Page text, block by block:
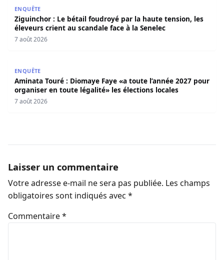
ENQUÊTE
Ziguinchor : Le bétail foudroyé par la haute tension, les
éleveurs crient au scandale face à la Senelec
7 août 2026
ENQUÊTE
Aminata Touré : Diomaye Faye «a toute l’année 2027 pour
organiser en toute légalité» les élections locales
7 août 2026
Laisser un commentaire
Votre adresse e-mail ne sera pas publiée. Les champs
obligatoires sont indiqués avec *
Commentaire*